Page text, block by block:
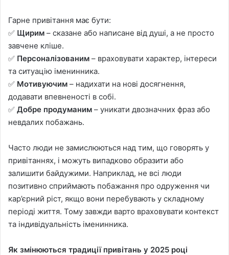
Гарне привітання має бути:
✅ Щирим – сказане або написане від душі, а не просто
завчене кліше.
✅ Персоналізованим – враховувати характер, інтереси
та ситуацію іменинника.
✅ Мотивуючим – надихати на нові досягнення,
додавати впевненості в собі.
✅ Добре продуманим – уникати двозначних фраз або
невдалих побажань.
Часто люди не замислюються над тим, що говорять у
привітаннях, і можуть випадково образити або
залишити байдужими. Наприклад, не всі люди
позитивно сприймають побажання про одруження чи
кар’єрний ріст, якщо вони перебувають у складному
періоді життя. Тому завжди варто враховувати контекст
та індивідуальність іменинника.
Як змінюються традиції привітань у 2025 році